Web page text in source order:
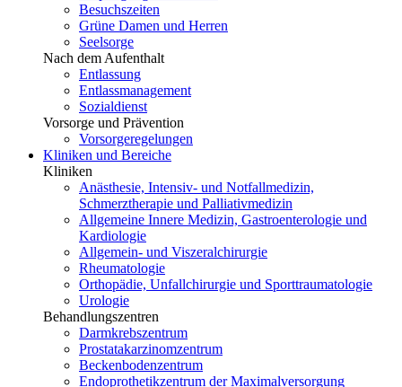
Besuchszeiten
Grüne Damen und Herren
Seelsorge
Nach dem Aufenthalt
Entlassung
Entlassmanagement
Sozialdienst
Vorsorge und Prävention
Vorsorgeregelungen
Kliniken und Bereiche
Kliniken
Anästhesie, Intensiv- und Notfallmedizin,
Schmerztherapie und Palliativmedizin
Allgemeine Innere Medizin, Gastroenterologie und
Kardiologie
Allgemein- und Viszeralchirurgie
Rheumatologie
Orthopädie, Unfallchirurgie und Sporttraumatologie
Urologie
Behandlungszentren
Darmkrebszentrum
Prostatakarzinomzentrum
Beckenbodenzentrum
Endoprothetikzentrum der Maximalversorgung